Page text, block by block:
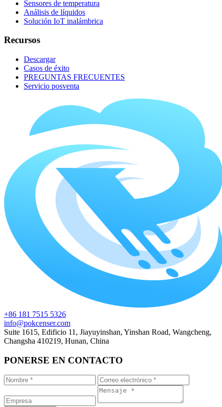
Sensores de temperatura
Análisis de líquidos
Solución IoT inalámbrica
Recursos
Descargar
Casos de éxito
PREGUNTAS FRECUENTES
Servicio posventa
+86 181 7515 5326
info@pokcenser.com
Suite 1615, Edificio 11, Jiayuyinshan, Yinshan Road, Wangcheng,
Changsha 410219, Hunan, China
PONERSE EN CONTACTO